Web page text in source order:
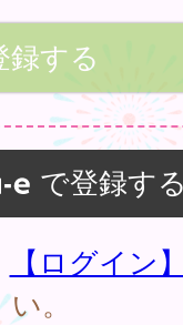
で登録す
【ログイン
い。